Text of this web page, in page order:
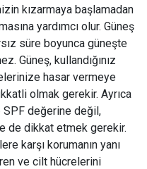
kızarmaya başlamadan
yardımcı olur. Güneş
süre boyunca güneşte
Güneş, kullandığınız
hasar vermeye
olmak gerekir. Ayrıca
SPF değerine değil,
de dikkat etmek gerekir.
karşı korumanın yanı
ve cilt hücrelerini